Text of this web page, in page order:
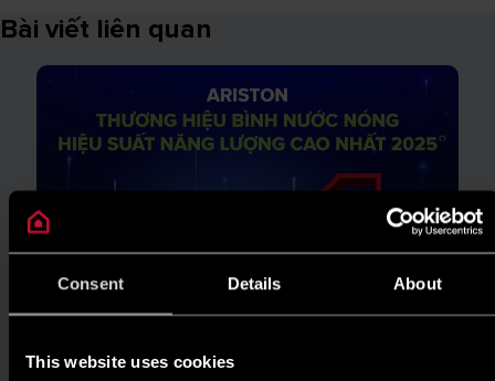
Consent Details About
This website uses cookies
Bài viết liên quan